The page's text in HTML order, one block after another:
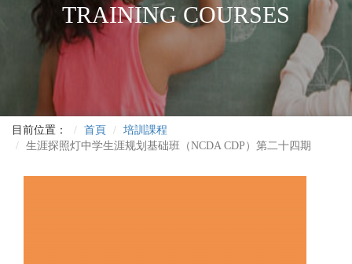
TRAINING COURSES
目前位置： 首頁
培訓課程
生涯探照灯中学生涯规划基础班（NCDA CDP）第二十四期